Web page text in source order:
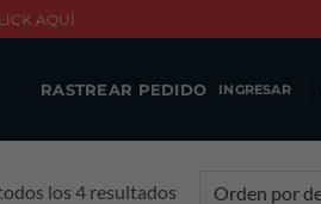
AQUÍ
RASTREAR PEDIDO INGRESAR
los 4 resultados